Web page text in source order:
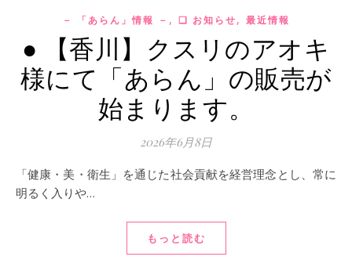
－ 「あらん」情報 － , ❏ お知らせ, 最近情報
● 【香川】クスリのアオキ
様にて「あらん」の販売が
始まります。
2026年6月8日
「健康・美・衛生」を通じた社会貢献を経営理念とし、常に
明るく入りや…
もっと読む